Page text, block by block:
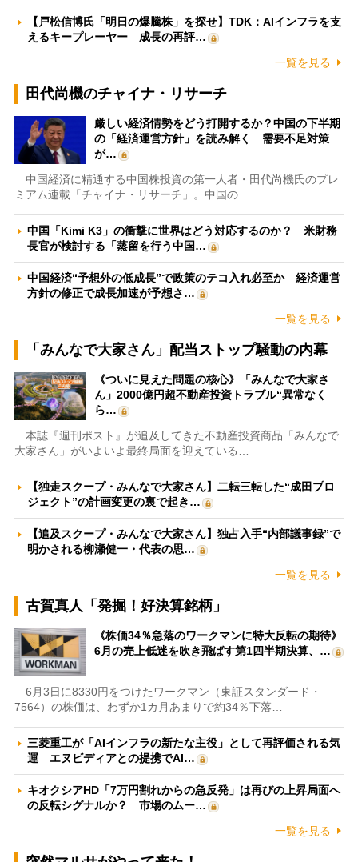
【戸松信博氏「明日の爆騰株」を探せ】TDK：AIインフラを支
えるキープレーヤー 成長の再評…
一覧を見る
田代尚機のチャイナ・リサーチ
厳しい経済情勢をどう打開するか？中国の下半期
の「経済運営方針」を読み解く 需要不足対策
が…
中国経済に精通する中国株投資の第一人者・田代尚機氏のプレ
ミアム連載「チャイナ・リサーチ」。中国の…
中国「Kimi K3」の衝撃に世界はどう対応するのか？ 米財務
長官が検討する「蒸留を行う中国…
中国経済“予想外の低成長”で政策のテコ入れ必至か 経済運営
方針の修正で成長加速が予想さ…
一覧を見る
「みんなで大家さん」配当ストップ騒動の内幕
《ついに見えた問題の核心》「みんなで大家さ
ん」2000億円超不動産投資トラブル“異常なく
ら…
本誌『週刊ポスト』が追及してきた不動産投資商品「みんなで
大家さん」がいよいよ最終局面を迎えている…
【独走スクープ・みんなで大家さん】二転三転した“成田プロ
ジェクト”の計画変更の裏で起き…
【追及スクープ・みんなで大家さん】独占入手“内部議事録”で
明かされる柳瀬健一・代表の思…
一覧を見る
古賀真人「発掘！好決算銘柄」
《株価34％急落のワークマンに特大反転の期待》
6月の売上低迷を吹き飛ばす第1四半期決算、…
6月3日に8330円をつけたワークマン（東証スタンダード・
7564）の株価は、わずか1カ月あまりで約34％下落…
三菱重工が「AIインフラの新たな主役」として再評価される気
運 エヌビディアとの提携でAI…
キオクシアHD「7万円割れからの急反発」は再びの上昇局面へ
の反転シグナルか？ 市場のムー…
一覧を見る